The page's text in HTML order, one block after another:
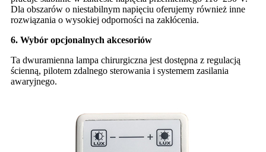
Dla obszarów o niestabilnym napięciu oferujemy również inne
rozwiązania o wysokiej odporności na zakłócenia.
6. Wybór opcjonalnych akcesoriów
Ta dwuramienna lampa chirurgiczna jest dostępna z regulacją
ścienną, pilotem zdalnego sterowania i systemem zasilania
awaryjnego.